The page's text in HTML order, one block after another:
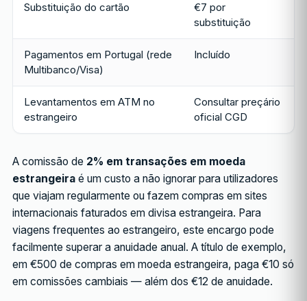
Substituição do cartão
€7 por
substituição
Pagamentos em Portugal (rede
Multibanco/Visa)
Incluído
Levantamentos em ATM no
estrangeiro
Consultar preçário
oficial CGD
A comissão de 2% em transações em moeda
estrangeira é um custo a não ignorar para utilizadores
que viajam regularmente ou fazem compras em sites
internacionais faturados em divisa estrangeira. Para
viagens frequentes ao estrangeiro, este encargo pode
facilmente superar a anuidade anual. A título de exemplo,
em €500 de compras em moeda estrangeira, paga €10 só
em comissões cambiais — além dos €12 de anuidade.